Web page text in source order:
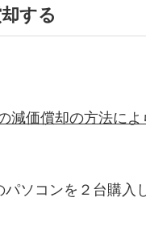
する
減価償却の方法によ
ソコンを２台購入